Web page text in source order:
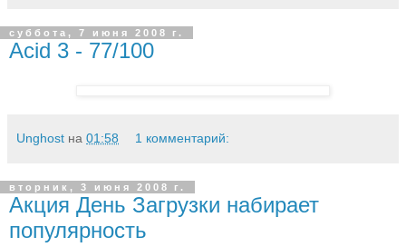
суббота, 7 июня 2008 г.
Acid 3 - 77/100
Unghost на 01:58 1 комментарий:
вторник, 3 июня 2008 г.
Акция День Загрузки набирает
популярность